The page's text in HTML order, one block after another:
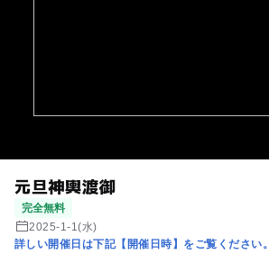
元旦神輿渡御
完全無料
2025-1-1(水)
詳しい開催日は下記【開催日時】をご覧ください。